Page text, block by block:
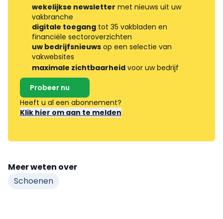
wekelijkse newsletter met nieuws uit uw
vakbranche
digitale toegang tot 35 vakbladen en
financiële sectoroverzichten
uw bedrijfsnieuws op een selectie van
vakwebsites
maximale zichtbaarheid voor uw bedrijf
Probeer nu
Heeft u al een abonnement?
Klik hier om aan te melden
Meer weten over
Schoenen